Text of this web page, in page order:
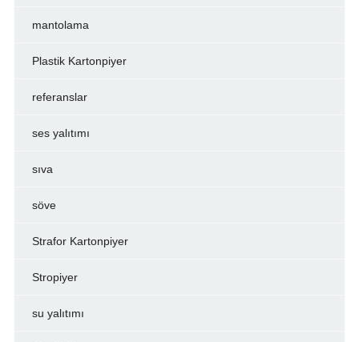
mantolama
Plastik Kartonpiyer
referanslar
ses yalıtımı
sıva
söve
Strafor Kartonpiyer
Stropiyer
su yalıtımı